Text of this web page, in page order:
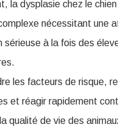
la dysplasie chez le
nécessitant une
sérieuse à la fois des
les facteurs de risque,
et réagir rapidement
qualité de vie des